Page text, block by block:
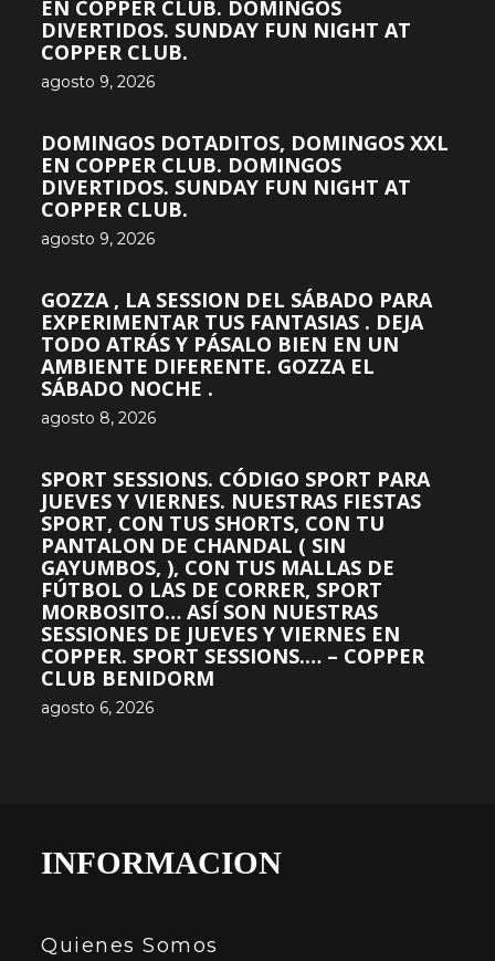
EN COPPER CLUB. DOMINGOS
DIVERTIDOS. SUNDAY FUN NIGHT AT
COPPER CLUB.
agosto 9, 2026
DOMINGOS DOTADITOS, DOMINGOS XXL
EN COPPER CLUB. DOMINGOS
DIVERTIDOS. SUNDAY FUN NIGHT AT
COPPER CLUB.
agosto 9, 2026
GOZZA , LA SESSION DEL SÁBADO PARA
EXPERIMENTAR TUS FANTASIAS . DEJA
TODO ATRÁS Y PÁSALO BIEN EN UN
AMBIENTE DIFERENTE. GOZZA EL
SÁBADO NOCHE .
agosto 8, 2026
SPORT SESSIONS. CÓDIGO SPORT PARA
JUEVES Y VIERNES. NUESTRAS FIESTAS
SPORT, CON TUS SHORTS, CON TU
PANTALON DE CHANDAL ( SIN
GAYUMBOS, ), CON TUS MALLAS DE
FÚTBOL O LAS DE CORRER, SPORT
MORBOSITO… ASÍ SON NUESTRAS
SESSIONES DE JUEVES Y VIERNES EN
COPPER. SPORT SESSIONS.… – COPPER
CLUB BENIDORM
agosto 6, 2026
INFORMACION
Quienes Somos